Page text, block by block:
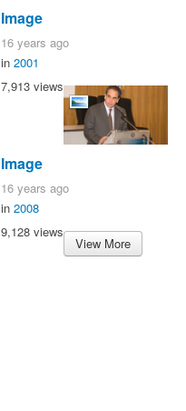
Image
16 years ago
in 2001
7,913 views
Image
16 years ago
in 2008
9,128 views
View More